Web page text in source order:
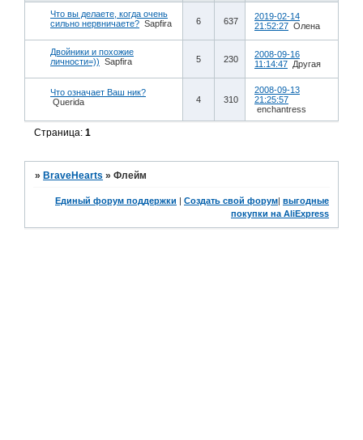
Что вы делаете, когда очень
сильно нервничаете? Sapfira 6 637
2019-02-14
21:52:27 Олена
Двойники и похожие
личности=)) Sapfira 5 230
2008-09-16
11:14:47 Другая
Что означает Ваш ник?
Querida
4 310
2008-09-13
21:25:57
enchantress
Страница:1
»BraveHearts »Флейм
Единый форум поддержки | Создать свой форум| выгодные
покупки на AliExpress